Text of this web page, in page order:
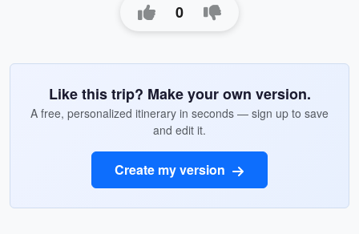
0
Like this trip? Make your own version.
A free, personalized itinerary in seconds — sign up to save
and edit it.
Create my version